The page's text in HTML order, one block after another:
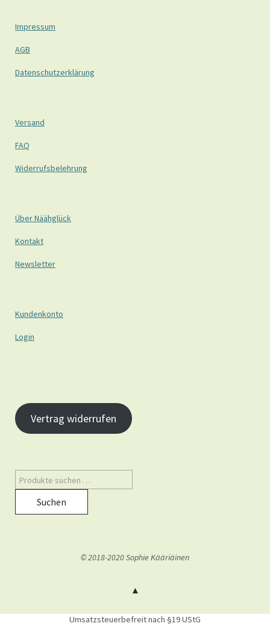
Impressum
AGB
Datenschutzerklärung
Versand
FAQ
Widerrufsbelehrung
Über Näähglück
Kontakt
Newsletter
Kundenkonto
Login
Vertrag widerrufen
Suchen
© 2018-2020 Sophie Kääriäinen
Umsatzsteuerbefreit nach §19 UStG